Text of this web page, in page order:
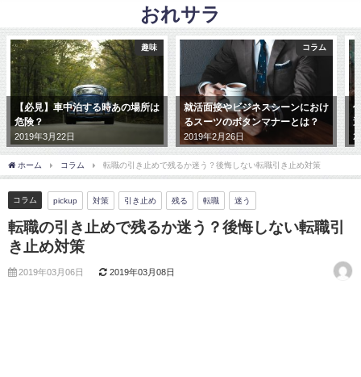
おれサラ
コラム
就活面接やビジネスシーンにおけ
るスーツのボタンマナーとは？
2019年2月26日
コラム
仕事でのイジメを対処する方法3
選
2019年3月5日
ホーム コラム 転職の引き止めで残るか迷う？後悔しない転職引き止め対策
コラム pickup 対策 引き止め 残る 転職 迷う
転職の引き止めで残るか迷う？後悔しない転職引
き止め対策
2019年03月06日 2019年03月08日